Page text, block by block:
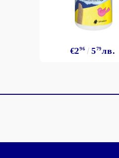
€296 579лв.